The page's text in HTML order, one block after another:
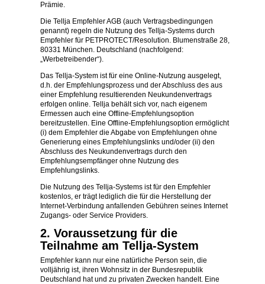
Prämie.
Die Tellja Empfehler AGB (auch Vertragsbedingungen
genannt) regeln die Nutzung des Tellja-Systems durch
Empfehler für PETPROTECT/Resolution. Blumenstraße 28,
80331 München. Deutschland (nachfolgend:
„Werbetreibender“).
Das Tellja-System ist für eine Online-Nutzung ausgelegt,
d.h. der Empfehlungsprozess und der Abschluss des aus
einer Empfehlung resultierenden Neukundenvertrags
erfolgen online. Tellja behält sich vor, nach eigenem
Ermessen auch eine Offline-Empfehlungsoption
bereitzustellen. Eine Offline-Empfehlungsoption ermöglicht
(i) dem Empfehler die Abgabe von Empfehlungen ohne
Generierung eines Empfehlungslinks und/oder (ii) den
Abschluss des Neukundenvertrags durch den
Empfehlungsempfänger ohne Nutzung des
Empfehlungslinks.
Die Nutzung des Tellja-Systems ist für den Empfehler
kostenlos, er trägt lediglich die für die Herstellung der
Internet-Verbindung anfallenden Gebühren seines Internet
Zugangs- oder Service Providers.
2. Voraussetzung für die
Teilnahme am Tellja-System
Empfehler kann nur eine natürliche Person sein, die
volljährig ist, ihren Wohnsitz in der Bundesrepublik
Deutschland hat und zu privaten Zwecken handelt. Eine